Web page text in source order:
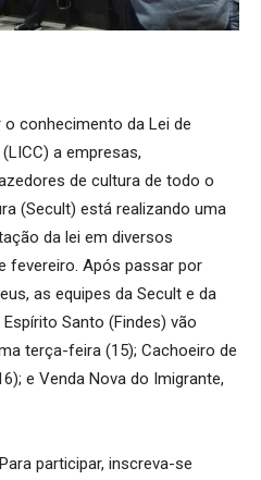
conhecimento da Lei de
a empresas,
de cultura de todo o
(Secult) está realizando uma
da lei em diversos
fevereiro. Após passar por
as equipes da Secult e da
Santo (Findes) vão
terça-feira (15); Cachoeiro de
e Venda Nova do Imigrante,
participar, inscreva-se